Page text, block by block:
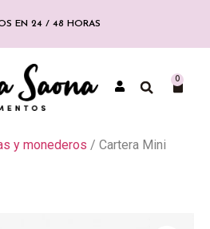
EN 24 / 48 HORAS
0
y monederos / Cartera Mini